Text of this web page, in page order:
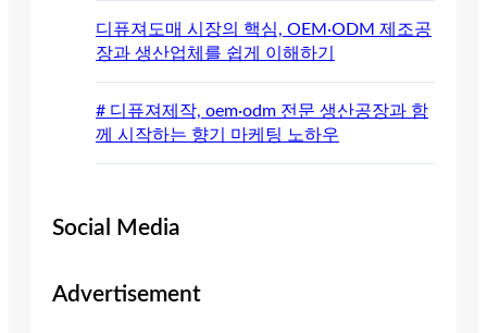
디퓨져도매 시장의 핵심, OEM·ODM 제조공
장과 생산업체를 쉽게 이해하기
# 디퓨져제작, oem·odm 전문 생산공장과 함
께 시작하는 향기 마케팅 노하우
Social Media
Advertisement